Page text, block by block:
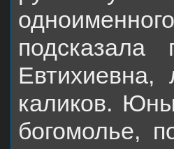
подсказала
каликов.
богомолье,